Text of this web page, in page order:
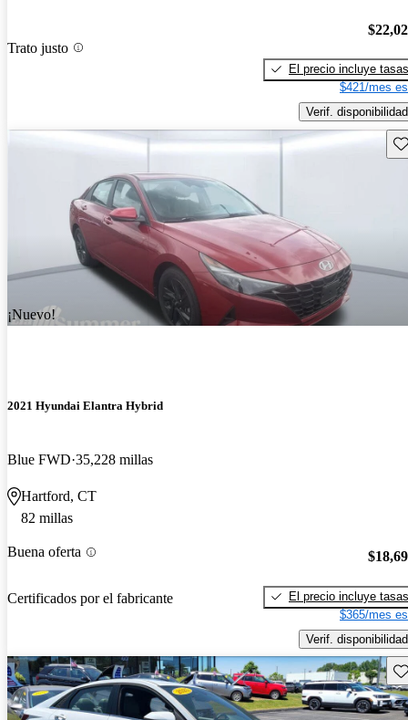
Trato justo
El precio incluye tasas
$421/mes
Verif. disponibilidad
¡Nuevo!
2021 Hyundai Elantra Hybrid
Blue FWD 35,228 millas
Hartford, CT
82 millas
Buena oferta
Certificados por el fabricante
El precio incluye tasas
$365/mes
Verif. disponibilidad